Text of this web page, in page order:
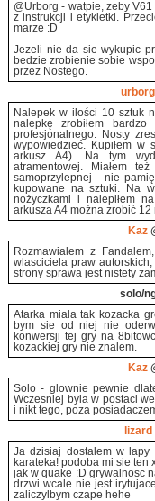
@Urborg - watpie, zeby
z instrukcji i etykietki.
marze :D
Jezeli nie da sie wykupic
bedzie zrobienie sobie
przez Nostego.
urborg
Nalepek w ilości 10 sztuk
nalepkę zrobiłem
profesjonalnego. Nosty
wypowiedzieć. Kupiłem w
arkusz A4). Na tym
atramentowej. Miałem
samoprzylepnej - nie
kupowane na sztuki. Na
nożyczkami i nalepiłem
arkusza A4 można zrobić 12
Kaz
Rozmawialem z
wlasciciela praw
strony sprawa jest nistety
solo/
Atarka miala tak kozacka
bym sie od niej nie
konwersji tej gry na
kozackiej gry nie znalem.
Kaz
Solo - glownie pewnie
Wczesniej byla w postaci
i nikt tego, poza
lizard
Ja dzisiaj dostalem w
karateka! podoba mi sie
jak w quake :D grywalnosc
drzwi wcale nie jest
zaliczylbym czape hehe